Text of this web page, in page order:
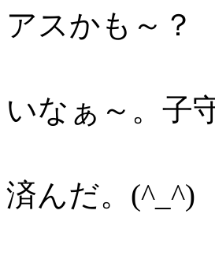
アスかも～？
もっと
いなぁ～。子
２日目、
済んだ。(^_^)
快晴に恵